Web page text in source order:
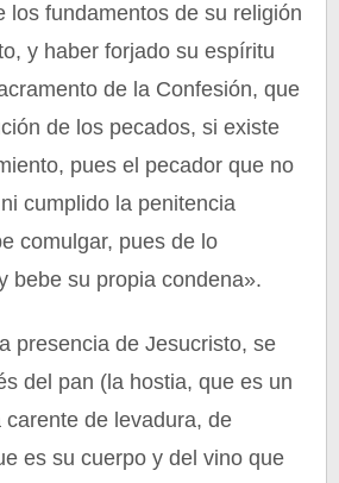
los fundamentos de su religión
y haber forjado su espíritu
de la Confesión, que
de los pecados, si existe
pues el pecador que no
cumplido la penitencia
comulgar, pues de lo
bebe su propia condena».
la presencia de Jesucristo, se
del pan (la hostia, que es un
carente de levadura, de
es su cuerpo y del vino que